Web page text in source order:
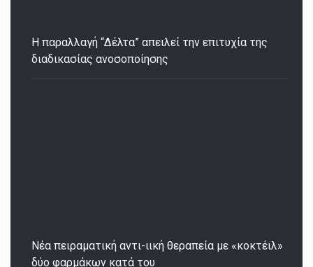
Η παραλλαγή “Δέλτα” απειλεί την επιτυχία της
διαδικασίας ανοσοποίησης
Νέα πειραματική αντι-ιική θεραπεία με «κοκτέιλ»
δύο φαρμάκων κατά του